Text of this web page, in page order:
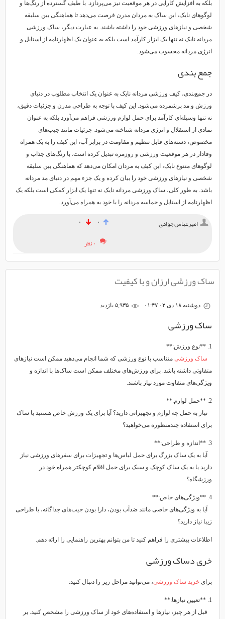
بلکه به افزایش کارایی در هر موقعیت نیز می‌پردازد. با طیف گسترده از رنگ‌ها و
لوگوهای نایک، این ساک به مردان مدرن فرصت می‌دهد تا هماهنگی بین سلیقه
شخصی و نیازهای ورزشی خود را داشته باشند. به عبارت دیگر، ساک ورزشی
مردانه نایک نه تنها یک ابزار کارآمد است بلکه به عنوان یک اظهارنامه از استایل و
انرژی مردانه محسوب می‌شود.
جمع بندی
در جمع‌بندی، کیف ورزشی مردانه نایک به عنوان یک انتخاب مطلوب در دنیای
ورزش و مد برشمرده می‌شود. این کیف با توجه به طراحی مدرن و جزئیات دقیق،
نه تنها وسیله‌ای کارآمد برای حمل لوازم ورزشی فراهم می‌آورد بلکه به عنوان
نمادی از استقلال و انرژی مردانه شناخته می‌شود. جزئیات مانند جیب‌های
مخصوص، دسته‌های قابل تنظیم و مقاومت در برابر آب، این کیف را به یک همراه
وفادار در هر موقعیت ورزشی و روزمره تبدیل کرده است. با رنگ‌های جذاب و
لوگوهای متنوع نایک، این کیف به مردان امکان می‌دهد که هماهنگی بین سلیقه
شخصی و نیازهای ورزشی خود را بیان کرده و یک جزء مهم در دنیای مد مردانه
باشد. به طور کلی، ساک ورزشی مردانه نایک نه تنها یک ابزار کمکی است بلکه یک
اظهارنامه از استایل و حماسه مردانه را با خود به همراه می‌آورد.
امیرعباس جوادی ۰
۰
۰ نظر
ساک ورزشی ارزان و با کیفیت
دوشنبه ۱۸ دی ۰۲ ۰۱:۴۷
ساک ورزشی
1. **نوع ورزش:**
ساک ورزشی متناسب با نوع ورزشی که شما انجام می‌دهید ممکن است نیازهای
متفاوتی داشته باشد. برای ورزش‌های مختلف ممکن است ساک‌ها با اندازه و
ویژگی‌های متفاوت مورد نیاز باشند.
2. **حمل لوازم:**
نیاز به حمل چه لوازم و تجهیزاتی دارید؟ آیا برای یک ورزش خاص هستید یا ساک
برای استفاده چندمنظوره می‌خواهید؟
3. **اندازه و طراحی:**
آیا به یک ساک بزرگ برای حمل لباس‌ها و تجهیزات برای سفرهای ورزشی نیاز
دارید یا به یک ساک کوچک و سبک برای حمل اقلام کوچکتر همراه خود در
ورزشگاه؟
4. **ویژگی‌های خاص:**
آیا به ویژگی‌های خاصی مانند ضدآب بودن، دارا بودن جیب‌های جداگانه، یا طراحی
زیبا نیاز دارید؟
اطلاعات بیشتری را فراهم کنید تا من بتوانم بهترین راهنمایی را ارائه دهم.
خری دساک ورزشی
برای خرید ساک ورزشی، می‌توانید مراحل زیر را دنبال کنید:
1. **تعیین نیازها:**
قبل از هر چیز، نیازها و استفاده‌های خود از ساک ورزشی را مشخص کنید. بر